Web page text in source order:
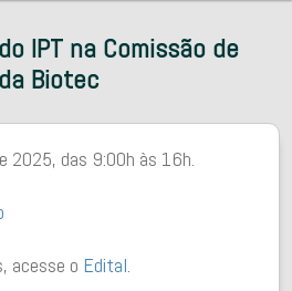
IPT na Comissão de
Biotec
2025, das 9:00h às 16h.
acesse o Edital.